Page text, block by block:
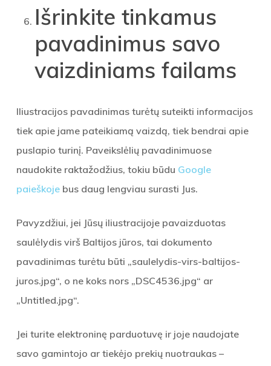
Išrinkite tinkamus
pavadinimus savo
vaizdiniams failams
Iliustracijos pavadinimas turėtų suteikti informacijos
tiek apie jame pateikiamą vaizdą, tiek bendrai apie
puslapio turinį. Paveikslėlių pavadinimuose
naudokite raktažodžius, tokiu būdu Google
paieškojebus daug lengviau surasti Jus.
Pavyzdžiui, jei Jūsų iliustracijoje pavaizduotas
saulėlydis virš Baltijos jūros, tai dokumento
pavadinimas turėtu būti „saulelydis-virs-baltijos-
juros.jpg“, o ne koks nors „DSC4536.jpg“ ar
„Untitled.jpg“.
Jei turite elektroninę parduotuvę ir joje naudojate
savo gamintojo ar tiekėjo prekių nuotraukas –